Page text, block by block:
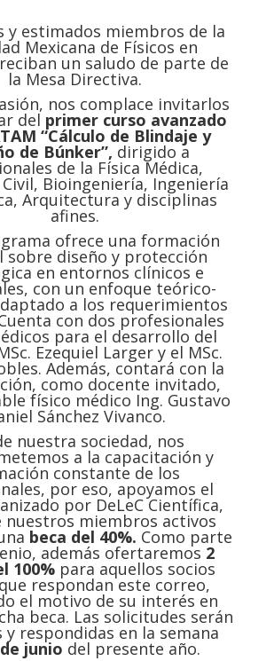
y estimados miembros de la
Mexicana de Físicos en
un saludo de parte de
la Mesa Directiva.
nos complace invitarlos
del primer curso avanzado
“Cálculo de Blindaje y
de Búnker”, dirigido a
de la Física Médica,
Bioingeniería, Ingeniería
Arquitectura y disciplinas
afines.
ofrece una formación
sobre diseño y protección
en entornos clínicos e
con un enfoque teórico-
a los requerimientos
con dos profesionales
para el desarrollo del
Ezequiel Larger y el MSc.
Además, contará con la
como docente invitado,
físico médico Ing. Gustavo
Sánchez Vivanco.
nuestra sociedad, nos
a la capacitación y
constante de los
por eso, apoyamos el
por DeLeC Científica,
nuestros miembros activos
beca del 40%. Como parte
además ofertaremos 2
100%para aquellos socios
respondan este correo,
el motivo de su interés en
beca. Las solicitudes serán
y respondidas en la semana
junio del presente año.